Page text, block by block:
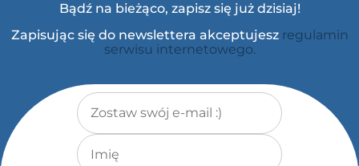
Bądź na bieżąco, zapisz się już dzisiaj!
Zapisując się do newslettera akceptujesz regulamin
serwisu internetowego.
Adres e-mail*
Imię